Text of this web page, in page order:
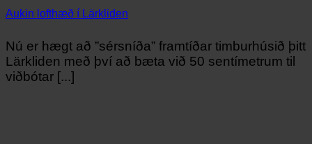
Aukin lofthæð í Lärkliden
Nú er hægt að ”sérsníða” framtíðar timburhúsið þitt
Lärkliden með því að bæta við 50 sentímetrum til
viðbótar [...]